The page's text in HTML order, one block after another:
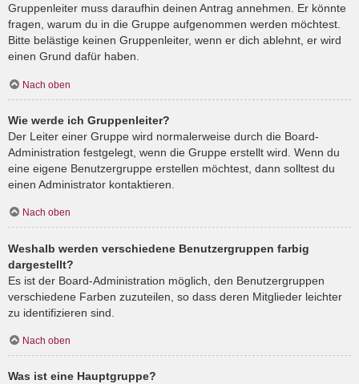
Gruppenleiter muss daraufhin deinen Antrag annehmen. Er könnte
fragen, warum du in die Gruppe aufgenommen werden möchtest.
Bitte belästige keinen Gruppenleiter, wenn er dich ablehnt, er wird
einen Grund dafür haben.
Nach oben
Wie werde ich Gruppenleiter?
Der Leiter einer Gruppe wird normalerweise durch die Board-
Administration festgelegt, wenn die Gruppe erstellt wird. Wenn du
eine eigene Benutzergruppe erstellen möchtest, dann solltest du
einen Administrator kontaktieren.
Nach oben
Weshalb werden verschiedene Benutzergruppen farbig
dargestellt?
Es ist der Board-Administration möglich, den Benutzergruppen
verschiedene Farben zuzuteilen, so dass deren Mitglieder leichter
zu identifizieren sind.
Nach oben
Was ist eine Hauptgruppe?